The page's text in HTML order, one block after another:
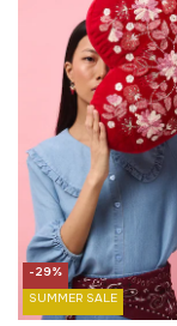
-29%
SUMMER SALE